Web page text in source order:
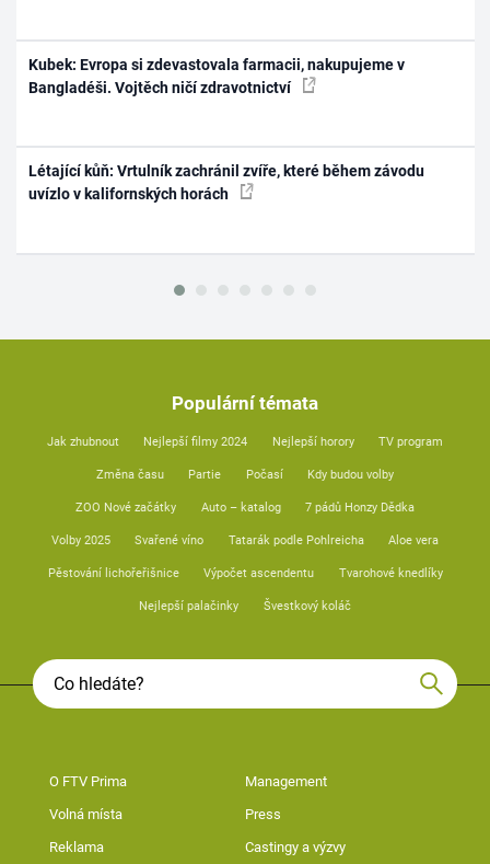
Kubek: Evropa si zdevastovala farmacii, nakupujeme v
Bangladéši. Vojtěch ničí zdravotnictví
Létající kůň: Vrtulník zachránil zvíře, které během závodu
uvízlo v kalifornských horách
Populární témata
Jak zhubnout Nejlepší filmy 2024 Nejlepší horory TV program
Změna času Partie Počasí Kdy budou volby
ZOO Nové začátky Auto – katalog 7 pádů Honzy Dědka
Volby 2025 Svařené víno Tatarák podle Pohlreicha Aloe vera
Pěstování lichořeřišnice Výpočet ascendentu Tvarohové knedlíky
Nejlepší palačinky Švestkový koláč
O FTV Prima Management
Volná místa Press
Reklama Castingy a výzvy